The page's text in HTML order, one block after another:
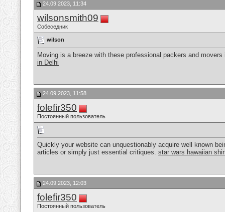
24.09.2023, 11:34
wilsonsmith09
Собеседник
wilson
Moving is a breeze with these professional packers and
in Delhi
24.09.2023, 11:58
folefir350
Постоянный пользователь
Quickly your website can unquestionably acquire well known
articles or simply just essential critiques. star wars hawaiian
24.09.2023, 12:03
folefir350
Постоянный пользователь